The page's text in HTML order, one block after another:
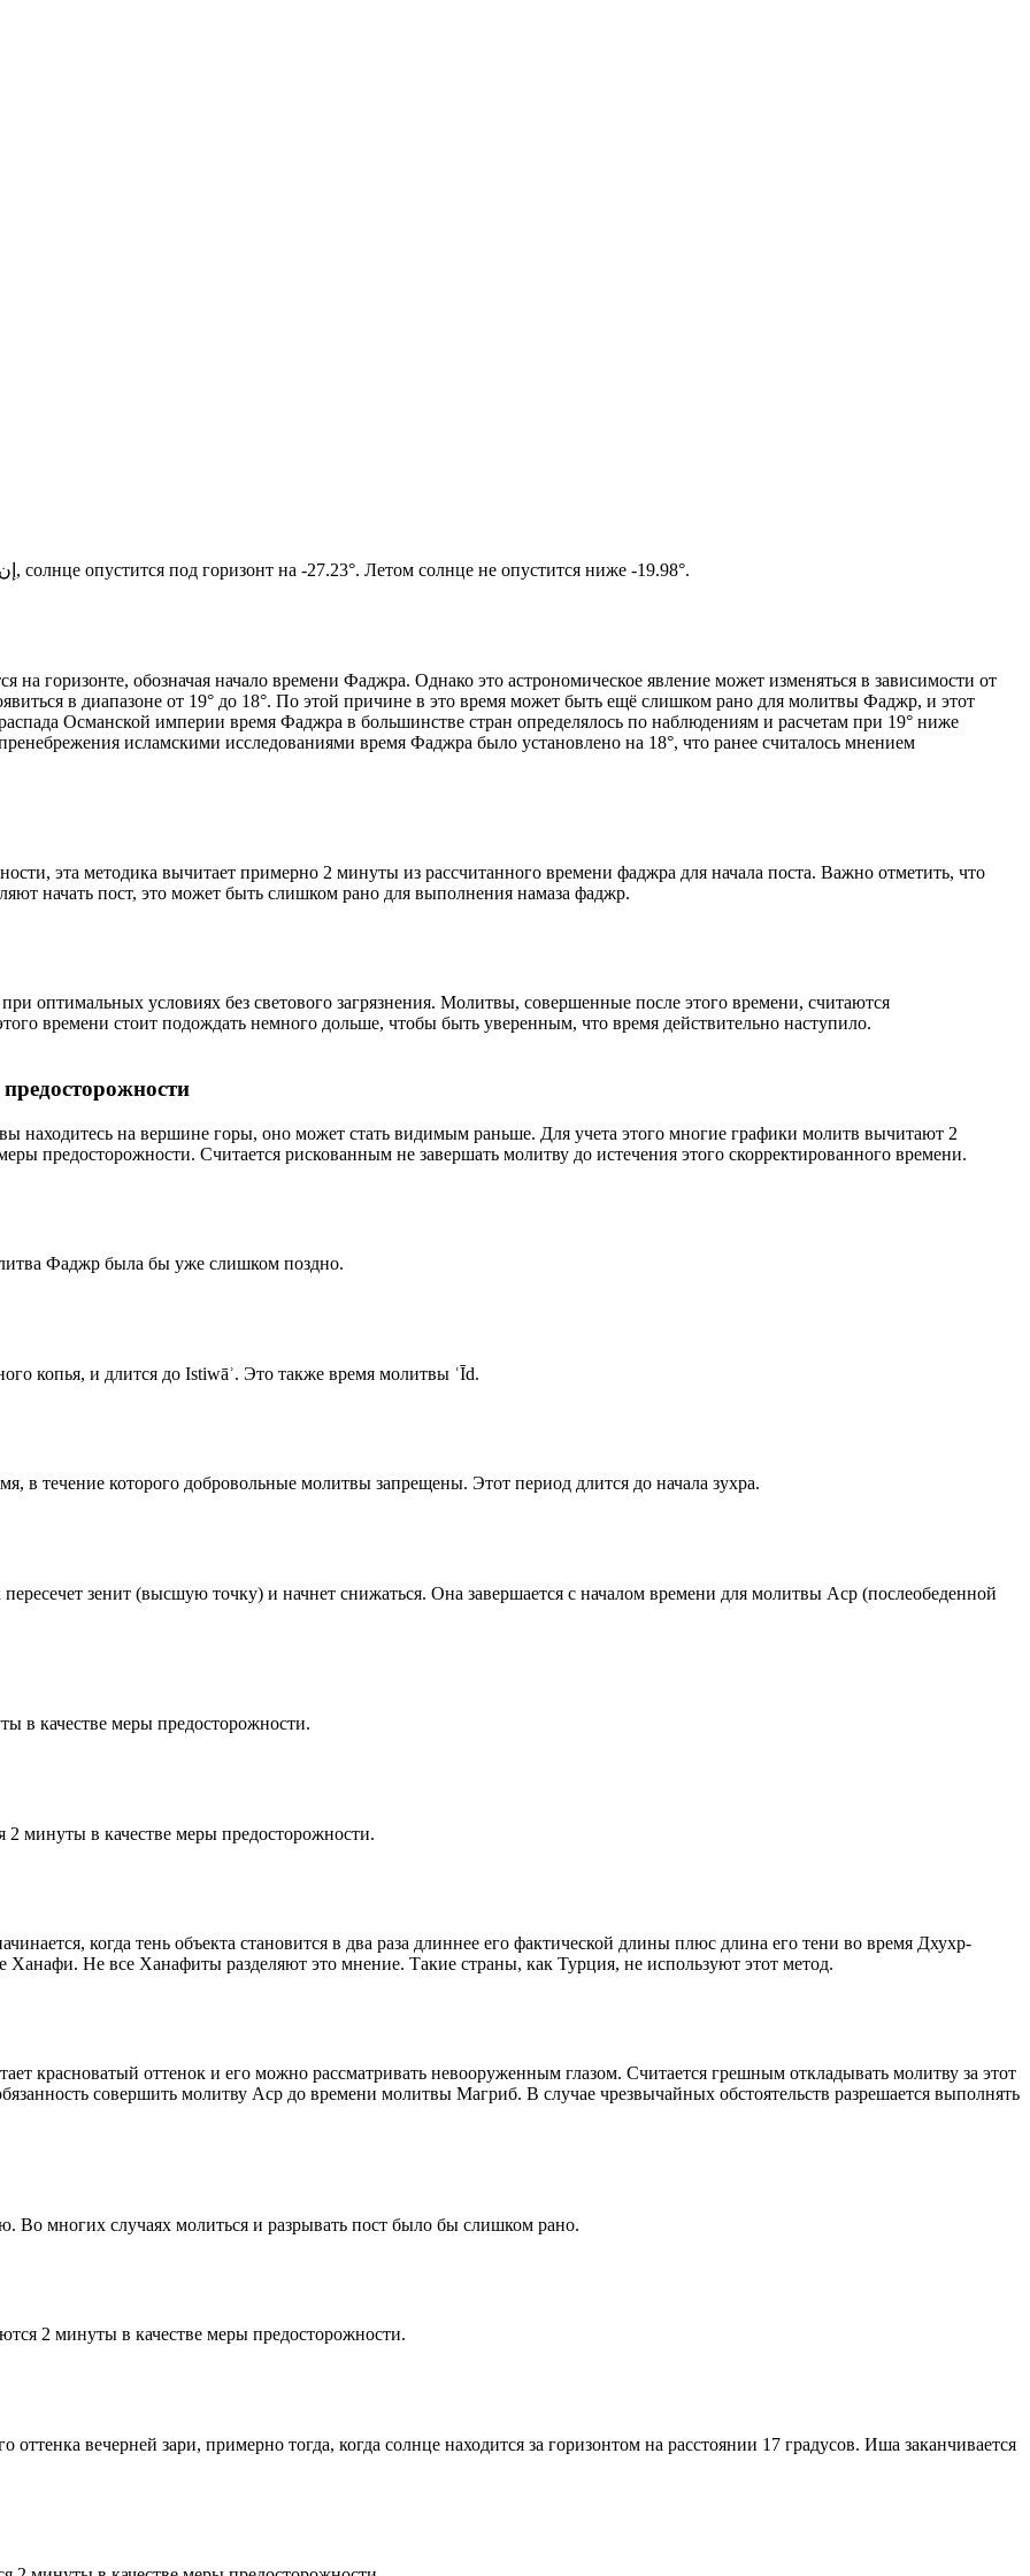
Новый день по солнечному календарю. Сегодня, إن شاء الله, солнце опустится под горизонт на -27.23°. Летом солнце не опустится ниже -19.98°.
горизонте, обозначая начало времени Фаджра. Однако это астрономическое явление может изменяться в зависимости от
в диапазоне от 19° до 18°. По этой причине в это время может быть ещё слишком рано для молитвы Фаджр, и этот
Османской империи время Фаджра в большинстве стран определялось по наблюдениям и расчетам при 19° ниже
исламскими исследованиями время Фаджра было установлено на 18°, что ранее считалось мнением
эта методика вычитает примерно 2 минуты из рассчитанного времени фаджра для начала поста. Важно отметить, что
начать пост, это может быть слишком рано для выполнения намаза фаджр.
оптимальных условиях без светового загрязнения. Молитвы, совершенные после этого времени, считаются
времени стоит подождать немного дольше, чтобы быть уверенным, что время действительно наступило.
находитесь на вершине горы, оно может стать видимым раньше. Для учета этого многие графики молитв вычитают 2
предосторожности. Считается рискованным не завершать молитву до истечения этого скорректированного времени.
Фаджр была бы уже слишком поздно.
копья, и длится до Istiwāʾ. Это также время молитвы ʿĪd.
в течение которого добровольные молитвы запрещены. Этот период длится до начала зухра.
зенит (высшую точку) и начнет снижаться. Она завершается с началом времени для молитвы Аср (послеобеденной
в качестве меры предосторожности.
минуты в качестве меры предосторожности.
когда тень объекта становится в два раза длиннее его фактической длины плюс длина его тени во время Дхухр-
Ханафи. Не все Ханафиты разделяют это мнение. Такие страны, как Турция, не используют этот метод.
красноватый оттенок и его можно рассматривать невооруженным глазом. Считается грешным откладывать молитву за этот
совершить молитву Аср до времени молитвы Магриб. В случае чрезвычайных обстоятельств разрешается выполнять
Во многих случаях молиться и разрывать пост было бы слишком рано.
2 минуты в качестве меры предосторожности.
вечерней зари, примерно тогда, когда солнце находится за горизонтом на расстоянии 17 градусов. Иша заканчивается